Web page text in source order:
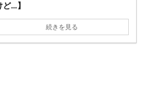
ど…】
続きを見る